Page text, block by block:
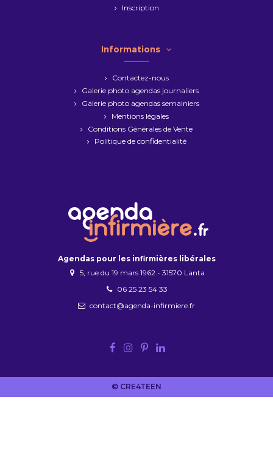
Inscription
Informations
Contactez-nous
Galerie photo agendas journaliers
Galerie photo agendas semainiers
Mentions légales
Conditions Générales de Vente
Politique de confidentialité
Agendas pour les infirmières libérales
5, rue du 19 mars 1962 - 31570 Lanta
06 25 23 54 33
contact@agenda-infirmiere.fr
© CRE4TEEN